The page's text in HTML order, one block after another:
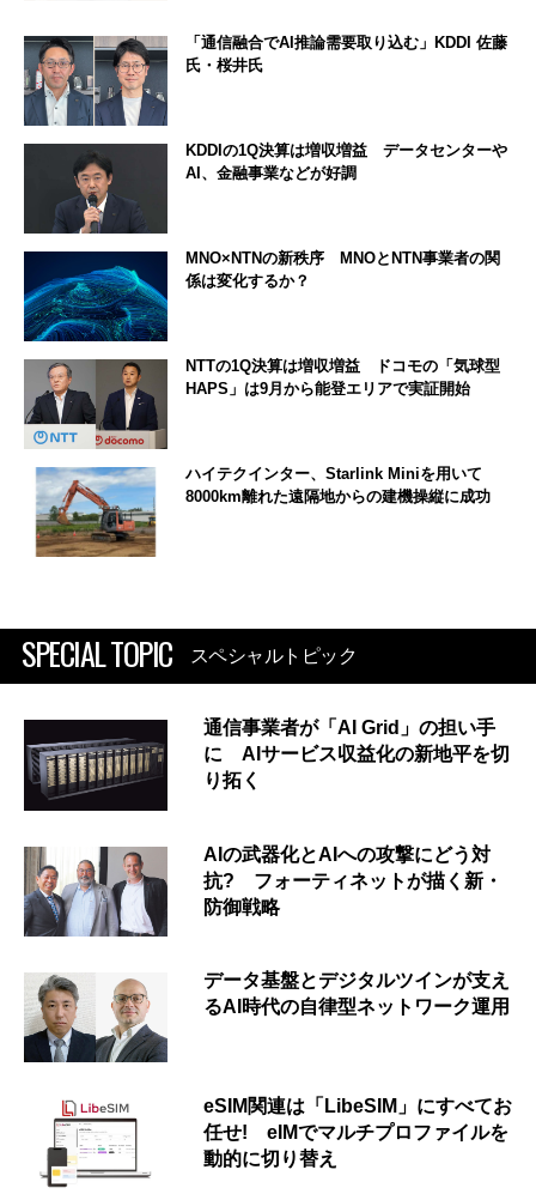
「通信融合でAI推論需要取り込む」KDDI 佐藤
氏・桜井氏
KDDIの1Q決算は増収増益 データセンターや
AI、金融事業などが好調
MNO×NTNの新秩序 MNOとNTN事業者の関
係は変化するか？
NTTの1Q決算は増収増益 ドコモの「気球型
HAPS」は9月から能登エリアで実証開始
ハイテクインター、Starlink Miniを用いて
8000km離れた遠隔地からの建機操縦に成功
SPECIAL TOPIC スペシャルトピック
通信事業者が「AI Grid」の担い手
に AIサービス収益化の新地平を切
り拓く
AIの武器化とAIへの攻撃にどう対
抗? フォーティネットが描く新・
防御戦略
データ基盤とデジタルツインが支え
るAI時代の自律型ネットワーク運用
eSIM関連は「LibeSIM」にすべてお
任せ! eIMでマルチプロファイルを
動的に切り替え